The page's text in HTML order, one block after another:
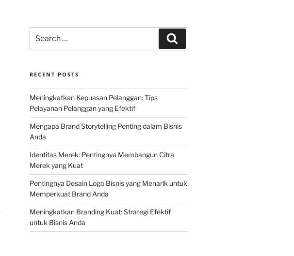
for:
RECENT POSTS
Meningkatkan Kepuasan Pelanggan: Tips
Pelayanan Pelanggan yang Efektif
Mengapa Brand Storytelling Penting dalam Bisnis
Anda
Identitas Merek: Pentingnya Membangun Citra
Merek yang Kuat
Pentingnya Desain Logo Bisnis yang Menarik untuk
Memperkuat Brand Anda
Meningkatkan Branding Kuat: Strategi Efektif
untuk Bisnis Anda